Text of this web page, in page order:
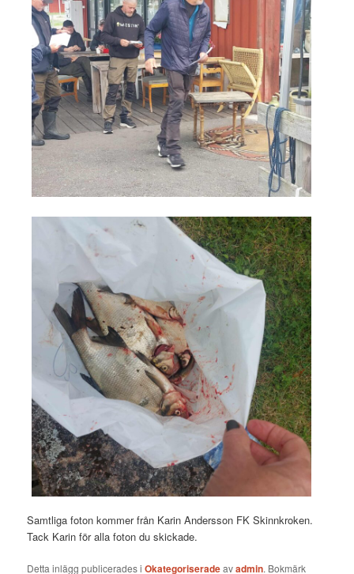
Samtliga foton kommer från Karin Andersson FK Skinnkroken.
Tack Karin för alla foton du skickade.
Detta inlägg publicerades iOkategoriseradeavadmin. Bokmärk